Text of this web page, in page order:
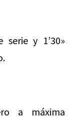
serie y 1’30»
a máxima